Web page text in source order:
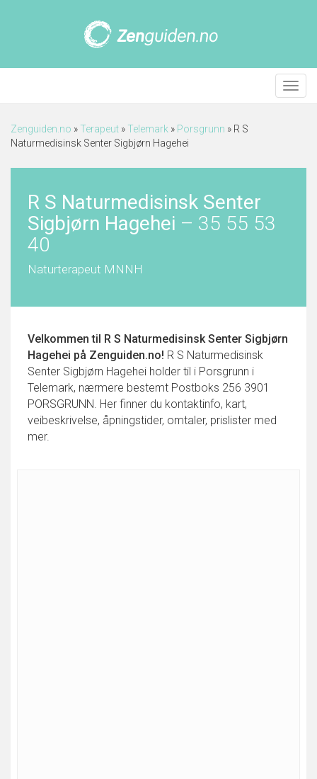
Meny
Zenguiden.no »Terapeut »Telemark » Porsgrunn » R S
Naturmedisinsk Senter Sigbjørn Hagehei
R S Naturmedisinsk Senter
Sigbjørn Hagehei – 35 55 53
40
Naturterapeut MNNH
Velkommen til R S Naturmedisinsk Senter Sigbjørn
Hagehei på Zenguiden.no! R S Naturmedisinsk
Senter Sigbjørn Hagehei holder til i Porsgrunn i
Telemark, nærmere bestemt Postboks 256 3901
PORSGRUNN. Her finner du kontaktinfo, kart,
veibeskrivelse, åpningstider, omtaler, prislister med
mer.